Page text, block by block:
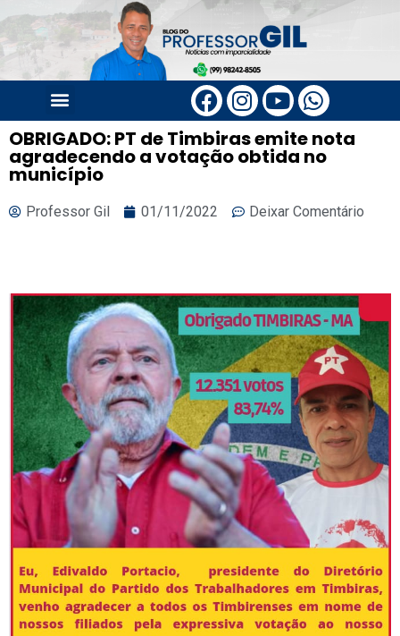
OBRIGADO: PT de Timbiras emite nota
agradecendo a votação obtida no
município
Professor Gil 01/11/2022 Deixar Comentário